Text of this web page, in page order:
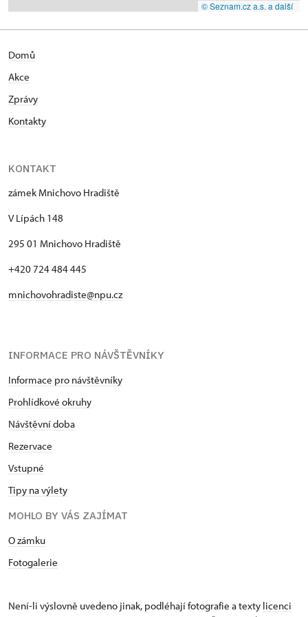
© Seznam.cz a.s. a další
Domů
Akce
Zprávy
Kontakty
KONTAKT
zámek Mnichovo Hradiště
V Lípách 148
295 01 Mnichovo Hradiště
+420 724 484 445
mnichovohradiste@npu.cz
INFORMACE PRO NÁVŠTĚVNÍKY
Informace pro návštěvníky
Prohlídkové okruhy
Návštěvní doba
Rezervace
Vstupné
Tipy na výlety
MOHLO BY VÁS ZAJÍMAT
O zámku
Fotogalerie
Není-li výslovně uvedeno jinak, podléhají fotografie a texty licenci